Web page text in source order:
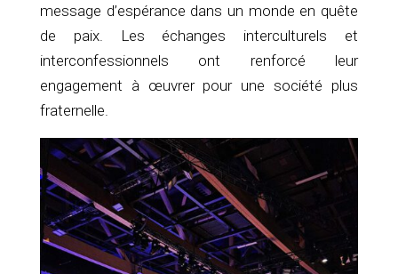
message d’espérance dans un monde en quête
de paix. Les échanges interculturels et
interconfessionnels ont renforcé leur
engagement à œuvrer pour une société plus
fraternelle.